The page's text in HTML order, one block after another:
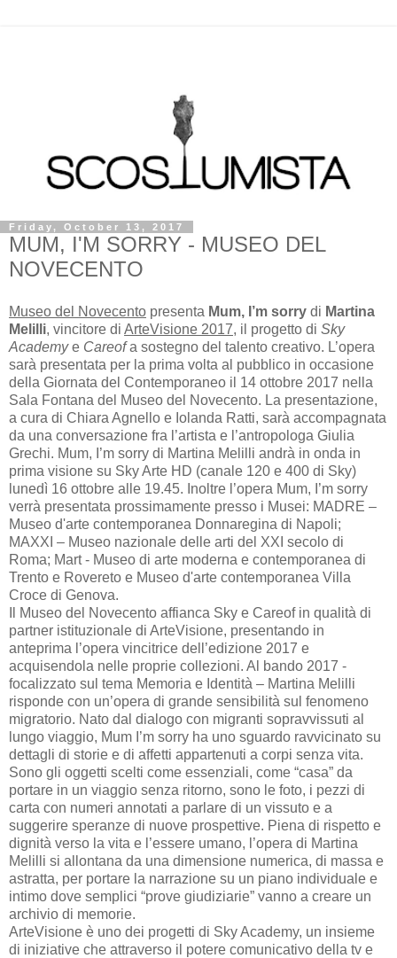
Friday, October 13, 2017
MUM, I'M SORRY - MUSEO DEL
NOVECENTO
Museo del Novecento presenta Mum, I’m sorry di Martina
Melilli, vincitore di ArteVisione 2017, il progetto di Sky
Academye Careofa sostegno del talento creativo. L’opera
sarà presentata per la prima volta al pubblico in occasione
della Giornata del Contemporaneo il 14 ottobre 2017 nella
Sala Fontana del Museo del Novecento. La presentazione,
a cura di Chiara Agnello e Iolanda Ratti, sarà accompagnata
da una conversazione fra l’artista e l’antropologa Giulia
Grechi. Mum, I’m sorry di Martina Melilli andrà in onda in
prima visione su Sky Arte HD (canale 120 e 400 di Sky)
lunedì 16 ottobre alle 19.45. Inoltre l’opera Mum, I’m sorry
verrà presentata prossimamente presso i Musei: MADRE –
Museo d'arte contemporanea Donnaregina di Napoli;
MAXXI – Museo nazionale delle arti del XXI secolo di
Roma; Mart - Museo di arte moderna e contemporanea di
Trento e Rovereto e Museo d'arte contemporanea Villa
Croce di Genova.
Il Museo del Novecento affianca Sky e Careof in qualità di
partner istituzionale di ArteVisione, presentando in
anteprima l’opera vincitrice dell’edizione 2017 e
acquisendola nelle proprie collezioni. Al bando 2017 -
focalizzato sul tema Memoria e Identità – Martina Melilli
risponde con un’opera di grande sensibilità sul fenomeno
migratorio. Nato dal dialogo con migranti sopravvissuti al
lungo viaggio, Mum I’m sorry ha uno sguardo ravvicinato su
dettagli di storie e di affetti appartenuti a corpi senza vita.
Sono gli oggetti scelti come essenziali, come “casa” da
portare in un viaggio senza ritorno, sono le foto, i pezzi di
carta con numeri annotati a parlare di un vissuto e a
suggerire speranze di nuove prospettive. Piena di rispetto e
dignità verso la vita e l’essere umano, l’opera di Martina
Melilli si allontana da una dimensione numerica, di massa e
astratta, per portare la narrazione su un piano individuale e
intimo dove semplici “prove giudiziarie” vanno a creare un
archivio di memorie.
ArteVisione è uno dei progetti di Sky Academy, un insieme
di iniziative che attraverso il potere comunicativo della tv e